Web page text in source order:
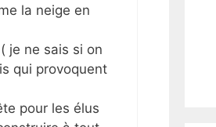
la neige en
je ne sais si on
qui provoquent
pour les élus